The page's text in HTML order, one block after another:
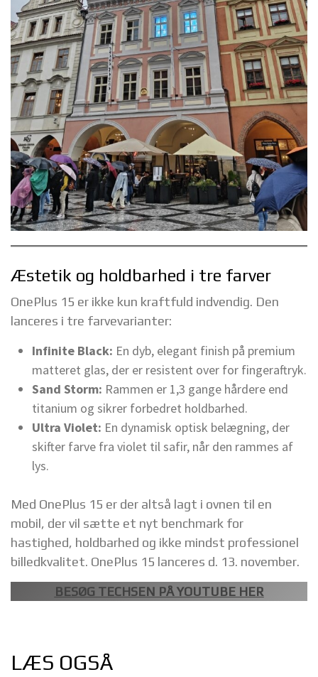
Æstetik og holdbarhed i tre farver
OnePlus 15 er ikke kun kraftfuld indvendig. Den
lanceres i tre farvevarianter:
Infinite Black: En dyb, elegant finish på premium
matteret glas, der er resistent over for fingeraftryk.
Sand Storm: Rammen er 1,3 gange hårdere end
titanium og sikrer forbedret holdbarhed.
Ultra Violet: En dynamisk optisk belægning, der
skifter farve fra violet til safir, når den rammes af
lys.
Med OnePlus 15 er der altså lagt i ovnen til en
mobil, der vil sætte et nyt benchmark for
hastighed, holdbarhed og ikke mindst professionel
billedkvalitet. OnePlus 15 lanceres d. 13. november.
BESØG TECHSEN PÅ YOUTUBE HER
LÆS OGSÅ